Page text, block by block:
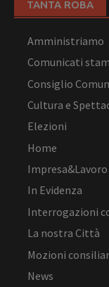
TANTA ROBA
Amministriamo
Comunicati
Consiglio
Cultura e
Elezioni
Home
Impresa&Lavoro
In Evidenza
Interrogazioni
La nostra Città
Mozioni
News